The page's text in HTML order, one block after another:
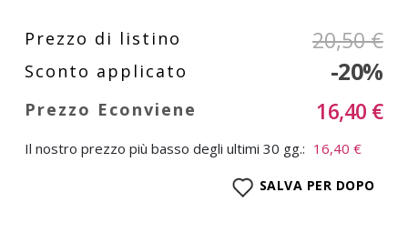
20,50 €
-20%
16,40 €
Il nostro prezzo più basso degli ultimi 30 gg.: 16,40 €
SALVA PER DOPO